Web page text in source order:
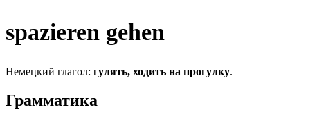
spazieren gehen
Немецкий глагол: гулять, ходить на прогулку.
Грамматика